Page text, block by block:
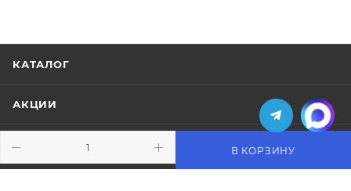
В КОРЗИНУ
КАТАЛОГ
АКЦИИ